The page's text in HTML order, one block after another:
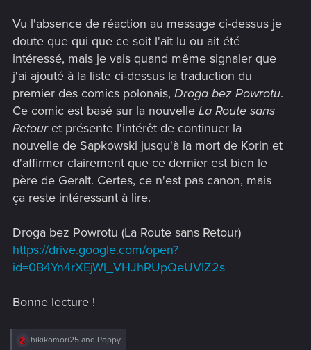
Vu l'absence de réaction au message ci-dessus je
doute que qui que ce soit l'ait lu ou ait été
intéressé, mais je vais quand même signaler que
j'ai ajouté à la liste ci-dessus la traduction du
premier des comics polonais, Droga bez Powrotu.
Ce comic est basé sur la nouvelle La Route sans
Retouret présente l'intérêt de continuer la
nouvelle de Sapkowski jusqu'à la mort de Korin et
d'affirmer clairement que ce dernier est bien le
père de Geralt. Certes, ce n'est pas canon, mais
ça reste intéressant à lire.
Droga bez Powrotu (La Route sans Retour)
https://drive.google.com/open?
id=0B4Yn4rXEjWl_VHJhRUpQeUVIZ2s
Bonne lecture !
R
hikikomori25 and Poppy